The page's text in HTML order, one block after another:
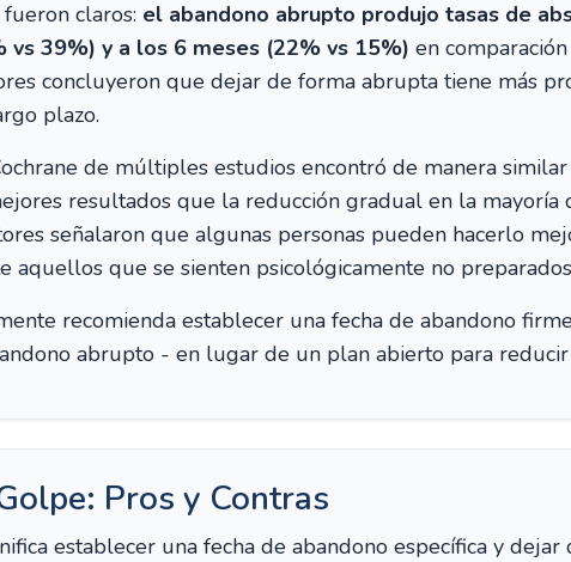
claros: el abandono abrupto produjo tasas de
vs 39%) y a los 6 meses (22% vs 15%) en
concluyeron que dejar de forma abrupta tiene más
plazo.
de múltiples estudios encontró de manera
resultados que la reducción gradual en la mayoría
señalaron que algunas personas pueden hacerlo
aquellos que se sienten psicológicamente no
recomienda establecer una fecha de abandono
abrupto - en lugar de un plan abierto para
Pros y Contras
establecer una fecha de abandono específica y